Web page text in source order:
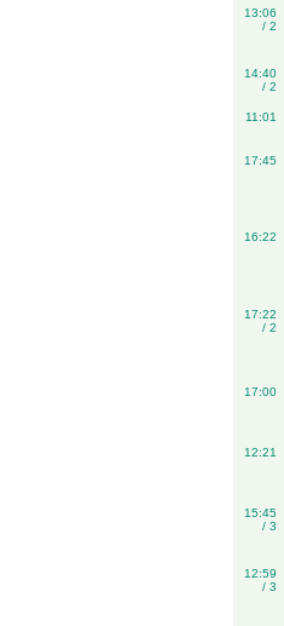
13:06
/ 2
14:40
/ 2
11:01
17:45
16:22
17:22
/ 2
17:00
12:21
15:45
/ 3
12:59
/ 3